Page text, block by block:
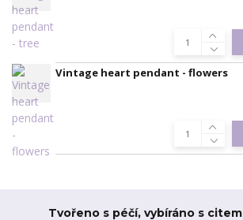
Vintage heart pendant - flowers
Tvořeno s péčí, vybíráno s citem